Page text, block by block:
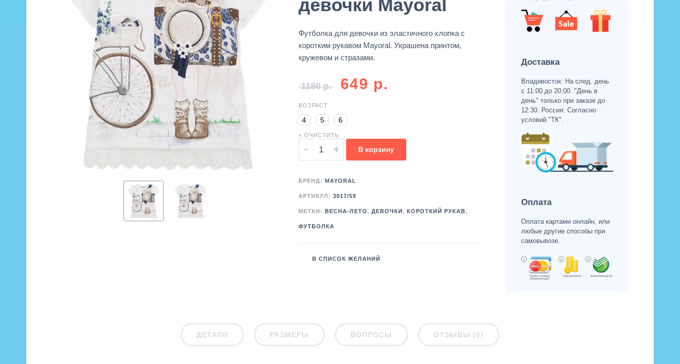
девочки Mayoral
Футболка для девочки из эластичного хлопка с
коротким рукавом Mayoral. Украшена принтом,
кружевом и стразами.
1180р. 649 р.
ВОЗРАСТ
4 5 6
× ОЧИСТИТЬ
- + В корзину
БРЕНД: MAYORAL
АРТИКУЛ: 3017/59
МЕТКИ: ВЕСНА-ЛЕТО, ДЕВОЧКИ , КОРОТКИЙ РУКАВ,
ФУТБОЛКА
В СПИСОК ЖЕЛАНИЙ
Доставка
Владивосток: На след. день
с 11:00 до 20:00. "День в
день" только при заказе до
12:30. Россия: Согласно
условий "ТК".
Оплата
Оплата картами онлайн, или
любые другие способы при
самовывозе.
ДЕТАЛИ РАЗМЕРЫ ВОПРОСЫ ОТЗЫВЫ (0)